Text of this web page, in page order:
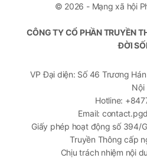
© 2026 - Mạng xã hội
CÔNG TY CỔ PHẦN TRUYỀN
ĐỜI
VP Đại diện: Số 46 Trương
Nội
Hotline:
Email:
Giấy phép hoạt động số 394/
Truyền Thông cấp
Chịu trách nhiệm nội